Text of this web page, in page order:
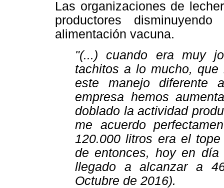
Las organizaciones de
productores
alimentación vacuna.
"(...) cuando era muy
tachitos a lo mucho, que
este manejo diferente
empresa hemos
doblado la actividad
me acuerdo
120.000 litros era el
de entonces, hoy en
llegado a alcanzar a
Octubre de 2016).